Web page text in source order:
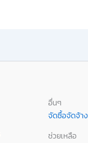
อื่นๆ
จัดซื้อจัดจ้าง
ช่วยเหลือ